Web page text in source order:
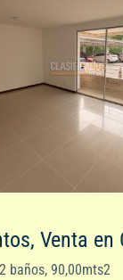
Venta en
baños, 90,00mts2